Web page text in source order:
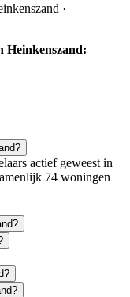
·
Heinkenszand:
actief geweest in
74 woningen